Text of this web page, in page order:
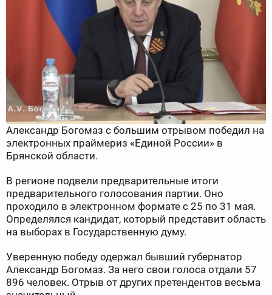
Александр Богомаз с большим отрывом победил на
электронных праймериз «Единой России» в
Брянской области.
В регионе подвели предварительные итоги
предварительного голосования партии. Оно
проходило в электронном формате с 25 по 31 мая.
Определялся кандидат, который представит область
на выборах в Государственную думу.
Уверенную победу одержал бывший губернатор
Александр Богомаз. За него свои голоса отдали 57
896 человек. Отрыв от других претендентов весьма